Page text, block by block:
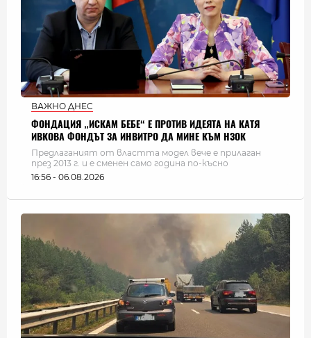
ВАЖНО ДНЕС
ФОНДАЦИЯ „ИСКАМ БЕБЕ“ Е ПРОТИВ ИДЕЯТА НА КАТЯ
ИВКОВА ФОНДЪТ ЗА ИНВИТРО ДА МИНЕ КЪМ НЗОК
Предлаганият от властта модел вече е прилаган
през 2013 г. и е сменен само година по-късно
16:56 - 06.08.2026